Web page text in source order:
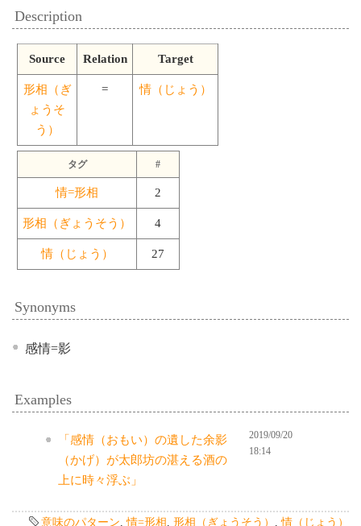
Description
Source Relation Target
形相（ぎ
ょうそ
う）
= 情（じょう）
タグ #
情=形相 2
形相（ぎょうそう） 4
情（じょう） 27
Synonyms
感情=影
Examples
「感情（おもい）の遺した余影
（かげ）が太郎坊の湛える酒の
上に時々浮ぶ」
2019/09/20
18:14
意味のパターン ,情=形相 形相（ぎょうそう） ,情（じょう）